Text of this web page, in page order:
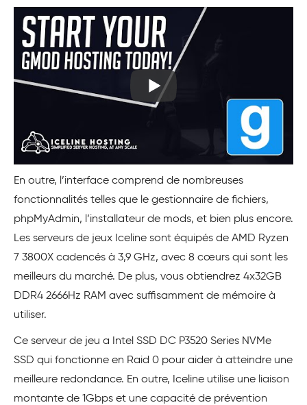
En outre, l’interface comprend de nombreuses
fonctionnalités telles que le gestionnaire de fichiers,
phpMyAdmin, l’installateur de mods, et bien plus encore.
Les serveurs de jeux Iceline sont équipés de AMD Ryzen
7 3800X cadencés à 3,9 GHz, avec 8 cœurs qui sont les
meilleurs du marché. De plus, vous obtiendrez 4x32GB
DDR4 2666Hz RAM avec suffisamment de mémoire à
utiliser.
Ce serveur de jeu a Intel SSD DC P3520 Series NVMe
SSD qui fonctionne en Raid 0 pour aider à atteindre une
meilleure redondance. En outre, Iceline utilise une liaison
montante de 1Gbps et une capacité de prévention